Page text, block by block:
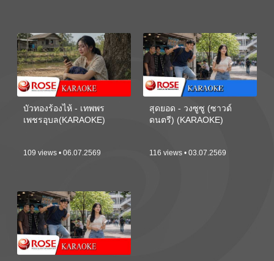
บัวทองร้องไห้ - เทพพร
เพชรอุบล(KARAOKE)
109 views • 06.07.2569
สุดยอด - วงซูซู (ซาวด์
ดนตรี) (KARAOKE)
116 views • 03.07.2569